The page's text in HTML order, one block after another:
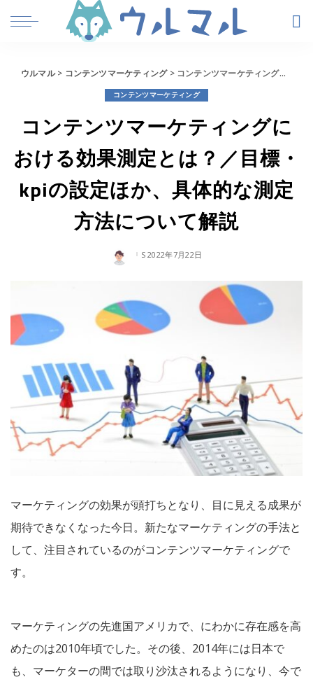
ウルマル> コンテンツマーケティング> コンテンツマーケティングにおける効果測定とは？／目標・kpiの設定ほか、具体的な測定方法について解説
コンテンツマーケティング
コンテンツマーケティングに
おける効果測定とは？／目標・
kpiの設定ほか、具体的な測定
方法について解説
2022年7月22日
マーケティングの効果が頭打ちとなり、目に見える成果が
期待できなくなった今日。新たなマーケティングの手法と
して、注目されているのがコンテンツマーケティングで
す。
マーケティングの先進国アメリカで、にわかに存在感を高
めたのは2010年頃でした。その後、2014年には日本で
も、マーケターの間では取り沙汰されるようになり、今で